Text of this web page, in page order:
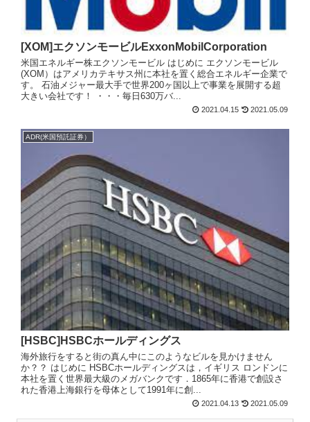
[XOM]エクソンモービルExxonMobilCorporation
米国エネルギー株エクソンモービル はじめに エクソンモービル
(XOM）はアメリカテキサス州に本社を置く総合エネルギー企業で
す。 石油メジャー最大手で世界200ヶ国以上で事業を展開する超
大きい会社です！ ・・・毎日630万バ...
2021.04.15 2021.05.09
ADR(米国預託証券）
[HSBC]HSBCホールディングス
海外旅行をすると街の真ん中にこのようなビルを見かけません
か？？ はじめに HSBCホールディングスは，イギリス ロンドンに
本社を置く世界最大級のメガバンクです．1865年に香港で創設さ
れた香港上海銀行を母体として1991年に創...
2021.04.13 2021.05.09